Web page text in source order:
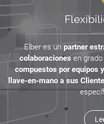
Elber es un partner
colaboraciones en
compuestos por equipos
llave-en-mano a sus